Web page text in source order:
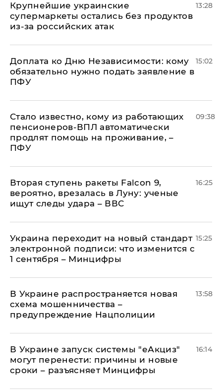
Крупнейшие украинские
супермаркеты остались без продуктов
из-за российских атак
13:28
Доплата ко Дню Независимости: кому
обязательно нужно подать заявление в
ПФУ
15:02
Стало известно, кому из работающих
пенсионеров-ВПЛ автоматически
продлят помощь на проживание, –
ПФУ
09:38
Вторая ступень ракеты Falcon 9,
вероятно, врезалась в Луну: ученые
ищут следы удара – ВВС
16:25
Украина переходит на новый стандарт
электронной подписи: что изменится с
1 сентября – Минцифры
15:25
В Украине распространяется новая
схема мошенничества –
предупреждение Нацполиции
13:58
В Украине запуск системы "еАкциз"
могут перенести: причины и новые
сроки – разъясняет Минцифры
16:14